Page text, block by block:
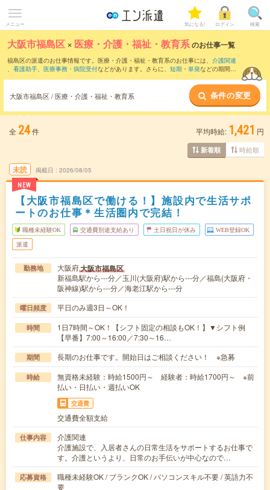
メニュー 気になる! ログイン 検索
大阪市福島区 × 医療・介護・福祉・教育系のお仕事一覧
福島区の派遣のお仕事情報です。医療・介護・福祉・教育系のお仕事には、 介護関連
、 看護助手、 医療事務・病院受付などがあります。さらに、 短期 ・ 単発などの期間
大阪市福島区 / 医療・介護・福祉・教育系 条件の変更
全 24件 平均時給: 1,421 円
新着順 時給順
未読
NEW
掲載日 2026/08/05
【大阪市福島区で働ける！】施設内で生活サポ
ートのお仕事＊生活圏内で完結！
職種未経験OK 交通費別途支給あり 土日祝日が休み WEB登録OK
派遣
勤務地 大阪府大阪市福島区
新福島駅から---分／玉川(大阪府)駅から---分／福島(大阪府・
阪神線)駅から---分／海老江駅から---分
曜日頻度 平日のみ週3日～OK！
時間
1日7時間～OK！【シフト固定の相談もOK！】▼シフト例
【早番】7:00～16:00／7:30～16…
期間 長期のお仕事です。開始日はご相談ください！ ※急募
時給
無資格未経験：時給1500円～ 経験者：時給1700円～ ※前
払い・日払い・週払いOK
交通費
交通費全額支給
仕事内容
介護関連
介護施設で、入居者さんの日常生活をサポートするお仕事で
す。介護というより、日常のお手伝いが中心なので…
応募資格
職種未経験OK / ブランクOK / パソコンスキル不要 / 英語力不
要